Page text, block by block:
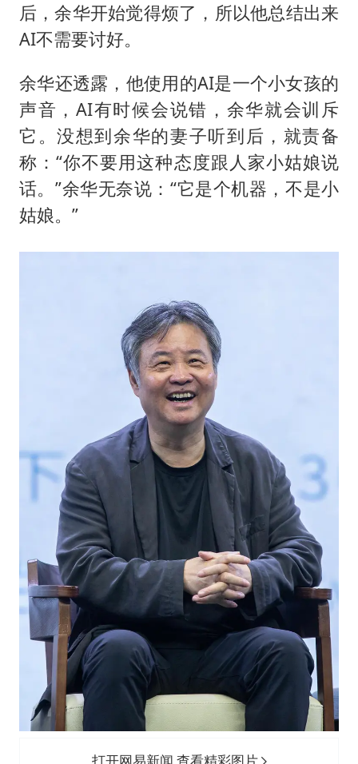
后，余华开始觉得烦了，所以他总结出来
AI不需要讨好。
余华还透露，他使用的AI是一个小女孩的
声音，AI有时候会说错，余华就会训斥
它。没想到余华的妻子听到后，就责备
称：“你不要用这种态度跟人家小姑娘说
话。”余华无奈说：“它是个机器，不是小
姑娘。”